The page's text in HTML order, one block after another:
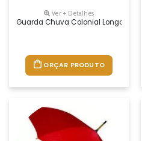
Ver + Detalhes
Guarda Chuva Colonial Longo,
ORÇAR PRODUTO